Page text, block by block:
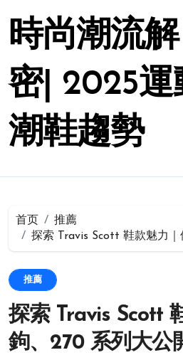
時尚潮流解
密| 2025運
潮鞋趨勢
首页
推薦
探索 Travis Scott 鞋款魅力｜
推薦
探索 Travis Scott
鉤、270 系列大公